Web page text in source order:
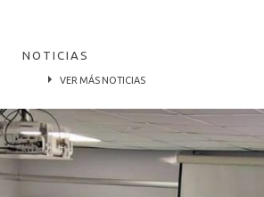
NOTICIAS
VER MÁS NOTICIAS